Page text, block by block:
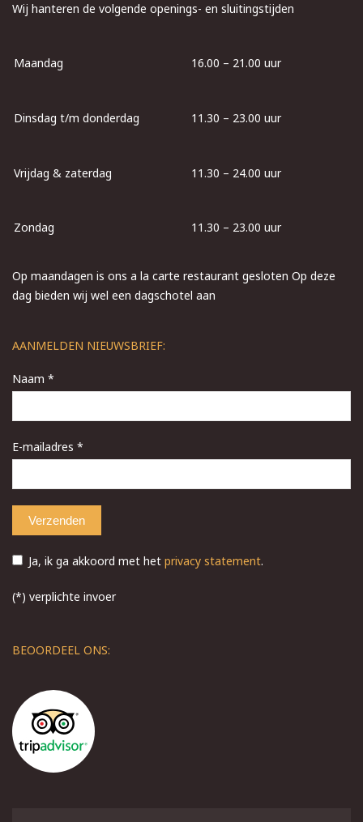
Wij hanteren de volgende openings- en sluitingstijden
Maandag 16.00 – 21.00 uur
Dinsdag t/m donderdag 11.30 – 23.00 uur
Vrijdag & zaterdag 11.30 – 24.00 uur
Zondag 11.30 – 23.00 uur
Op maandagen is ons a la carte restaurant gesloten Op deze
dag bieden wij wel een dagschotel aan
AANMELDEN NIEUWSBRIEF:
Naam *
E-mailadres *
Ja, ik ga akkoord met het privacy statement.
(*) verplichte invoer
BEOORDEEL ONS: